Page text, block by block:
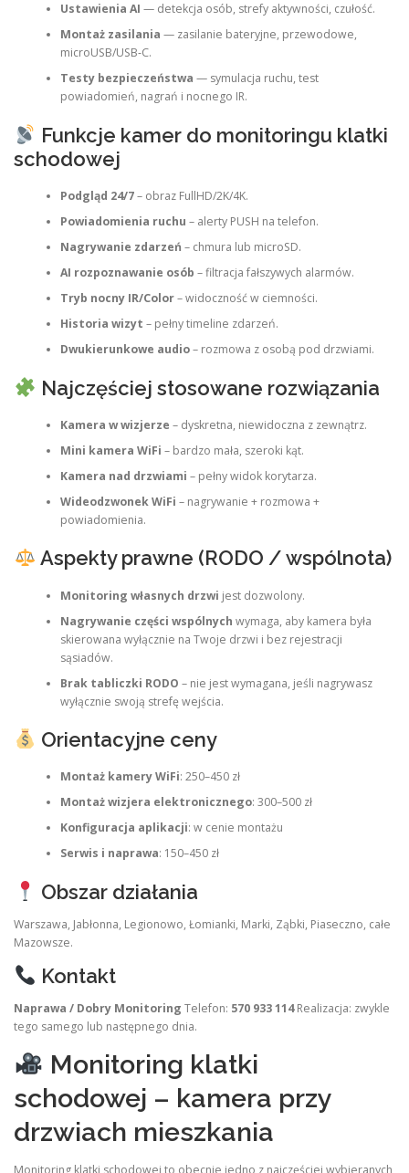
Ustawienia AI — detekcja osób, strefy aktywności, czułość.
Montaż zasilania — zasilanie bateryjne, przewodowe,
microUSB/USB‑C.
Testy bezpieczeństwa — symulacja ruchu, test
powiadomień, nagrań i nocnego IR.
Funkcje kamer do monitoringu klatki
schodowej
Podgląd 24/7– obraz FullHD/2K/4K.
Powiadomienia ruchu – alerty PUSH na telefon.
Nagrywanie zdarzeń – chmura lub microSD.
AI rozpoznawanie osób – filtracja fałszywych alarmów.
Tryb nocny IR/Color– widoczność w ciemności.
Historia wizyt – pełny timeline zdarzeń.
Dwukierunkowe audio– rozmowa z osobą pod drzwiami.
Najczęściej stosowane rozwiązania
Kamera w wizjerze – dyskretna, niewidoczna z zewnątrz.
Mini kamera WiFi – bardzo mała, szeroki kąt.
Kamera nad drzwiami – pełny widok korytarza.
Wideodzwonek WiFi – nagrywanie + rozmowa +
powiadomienia.
Aspekty prawne (RODO / wspólnota)
Monitoring własnych drzwi jest dozwolony.
Nagrywanie części wspólnych wymaga, aby kamera była
skierowana wyłącznie na Twoje drzwi i bez rejestracji
sąsiadów.
Brak tabliczki RODO – nie jest wymagana, jeśli nagrywasz
wyłącznie swoją strefę wejścia.
Orientacyjne ceny
Montaż kamery WiFi: 250–450 zł
Montaż wizjera elektronicznego: 300–500 zł
Konfiguracja aplikacji: w cenie montażu
Serwis i naprawa: 150–450 zł
Obszar działania
Warszawa, Jabłonna, Legionowo, Łomianki, Marki, Ząbki, Piaseczno, całe
Mazowsze.
Kontakt
Naprawa / Dobry Monitoring Telefon: 570 933 114Realizacja: zwykle
tego samego lub następnego dnia.
Monitoring klatki
schodowej – kamera przy
drzwiach mieszkania